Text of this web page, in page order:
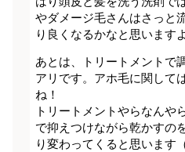
やダメージ毛さんはさっと
り良くなるかなと思います
あとは、トリートメントで
アリです。アホ毛に関して
ね！
トリートメントやらなんや
で抑えつけながら乾かすの
り変わってくると思います